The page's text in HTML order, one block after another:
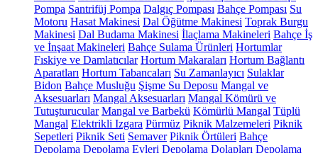
Pompa Santrifüj Pompa Dalgıç Pompası Bahçe Pompası Su
Motoru Hasat Makinesi Dal Öğütme Makinesi Toprak Burgu
Makinesi Dal Budama Makinesi İlaçlama Makineleri Bahçe İş
ve İnşaat Makineleri Bahçe Sulama Ürünleri Hortumlar
Fıskiye ve Damlatıcılar Hortum Makaraları Hortum Bağlantı
Aparatları Hortum Tabancaları Su Zamanlayıcı Sulaklar
Bidon Bahçe Musluğu Şişme Su Deposu Mangal ve
Aksesuarları Mangal Aksesuarları Mangal Kömürü ve
Tutuşturucular Mangal ve Barbekü Kömürlü Mangal Tüplü
Mangal Elektrikli Izgara Pürmüz Piknik Malzemeleri Piknik
Sepetleri Piknik Seti Semaver Piknik Örtüleri Bahçe
Depolama Depolama Evleri Depolama Dolapları Depolama